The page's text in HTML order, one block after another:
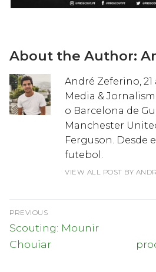
About the Author:
André Zeferino,
Media &
o Barcelona de
Manchester
Ferguson. Desde
futebol.
VIEW ALL POST BY
Navegação
de
artigos
PREVIOUS
Previous
post:
Scouting: Mounir
Chouiar